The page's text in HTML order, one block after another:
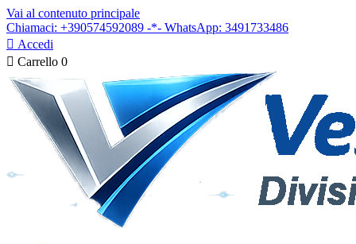
Vai al contenuto principale
Chiamaci: +390574592089 -*- WhatsApp: 3491733486
 Accedi
 Carrello 0